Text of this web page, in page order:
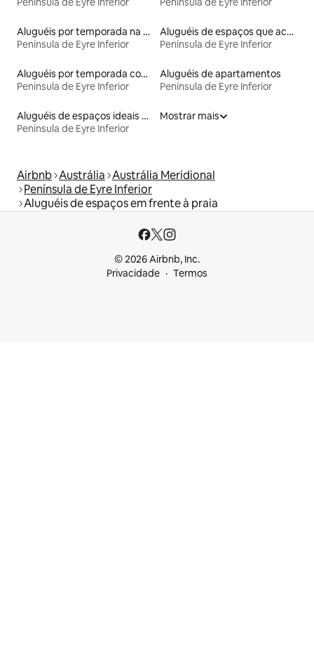
Aluguéis por temporada na orla
Península de Eyre Inferior
Aluguéis de espaços que aceitam animais de estimação
Península de Eyre Inferior
Aluguéis por temporada com caiaque
Península de Eyre Inferior
Aluguéis de apartamentos
Península de Eyre Inferior
Aluguéis de espaços ideais para famílias
Península de Eyre Inferior
Mostrar mais
Airbnb Austrália Austrália Meridional
Península de Eyre Inferior
Aluguéis de espaços em frente à praia
© 2026 Airbnb, Inc.
Privacidade
Termos